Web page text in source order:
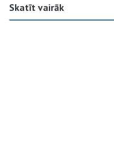
Skatīt vairāk